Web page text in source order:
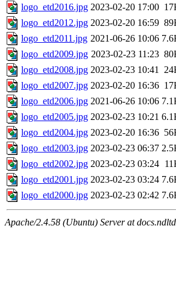
logo_etd2016.jpg 2023-02-20 17:00
logo_etd2012.jpg 2023-02-20 16:59
logo_etd2011.jpg 2021-06-26 10:06
logo_etd2009.jpg 2023-02-23 11:23
logo_etd2008.jpg 2023-02-23 10:41
logo_etd2007.jpg 2023-02-20 16:36
logo_etd2006.jpg 2021-06-26 10:06
logo_etd2005.jpg 2023-02-23 10:21
logo_etd2004.jpg 2023-02-20 16:36
logo_etd2003.jpg 2023-02-23 06:37
logo_etd2002.jpg 2023-02-23 03:24
logo_etd2001.jpg 2023-02-23 03:24
logo_etd2000.jpg 2023-02-23 02:42
Apache/2.4.58 (Ubuntu) Server at